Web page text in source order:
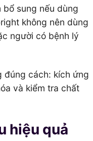
sung nếu dùng
không nên dùng
người có bệnh lý
đúng cách: kích ứng
và kiểm tra chất
hiệu quả